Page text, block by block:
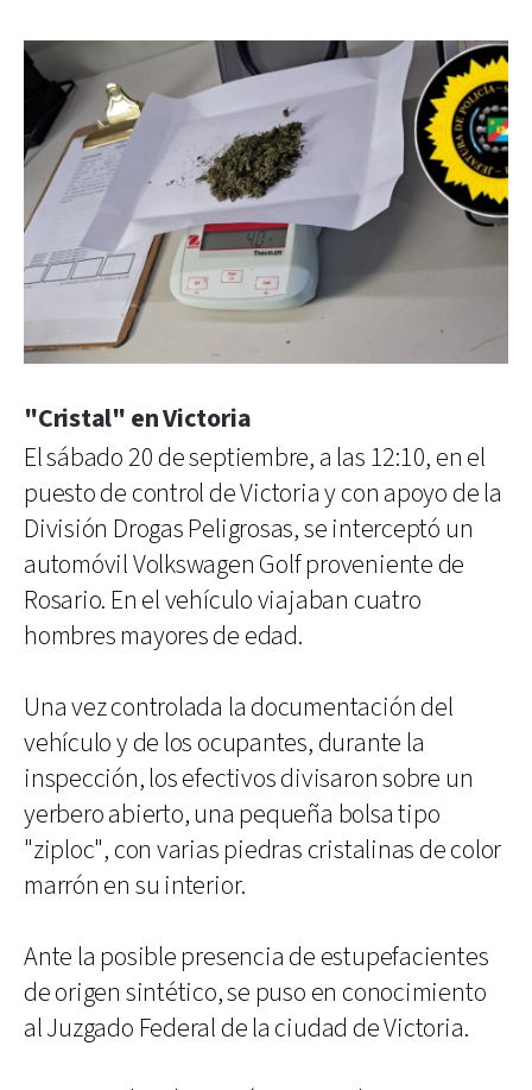
"Cristal" en Victoria
El sábado 20 de septiembre, a las 12:10, en el
puesto de control de Victoria y con apoyo de la
División Drogas Peligrosas, se interceptó un
automóvil Volkswagen Golf proveniente de
Rosario. En el vehículo viajaban cuatro
hombres mayores de edad.
Una vez controlada la documentación del
vehículo y de los ocupantes, durante la
inspección, los efectivos divisaron sobre un
yerbero abierto, una pequeña bolsa tipo
"ziploc", con varias piedras cristalinas de color
marrón en su interior.
Ante la posible presencia de estupefacientes
de origen sintético, se puso en conocimiento
al Juzgado Federal de la ciudad de Victoria.